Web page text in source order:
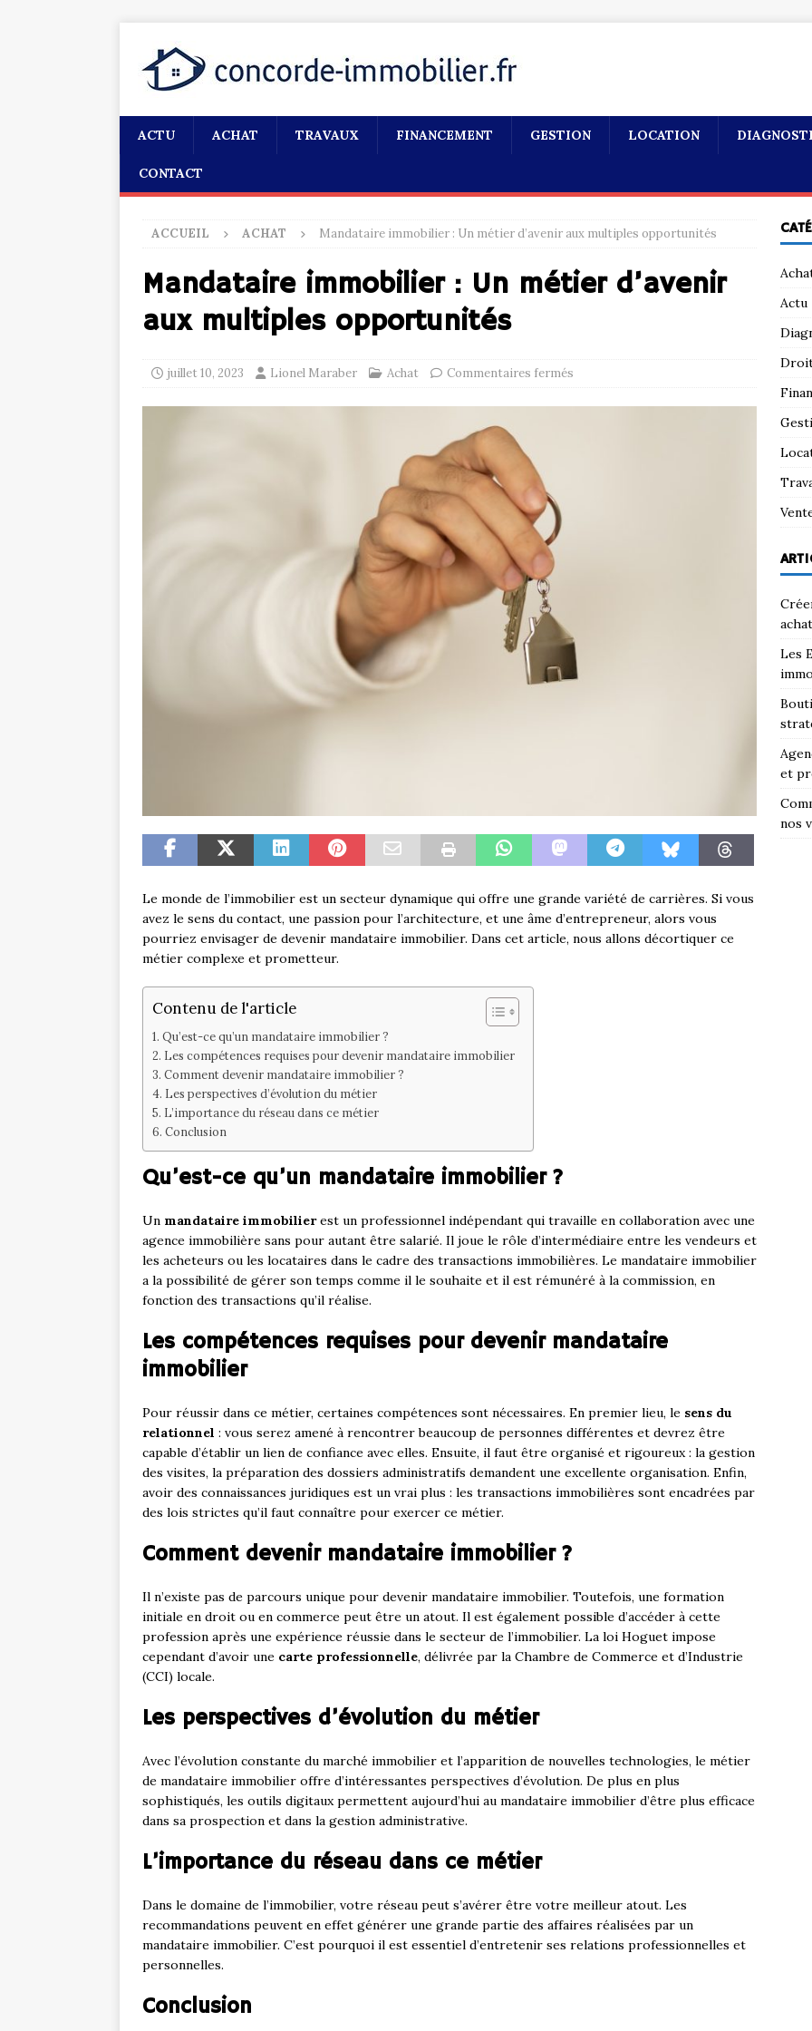
ACTU ACHAT TRAVAUX FINANCEMENT GESTION LOCATION
CONTACT
ACCUEIL ACHAT Mandataire immobilier : Un métier d’avenir aux multiples opportunités
Mandataire immobilier : Un métier d’avenir
aux multiples opportunités
juillet 10, 2023 Lionel Maraber Achat Commentaires fermés
Le monde de l’immobilier est un secteur dynamique qui offre une grande variété de carrières. Si vous
avez le sens du contact, une passion pour l’architecture, et une âme d’entrepreneur, alors vous
pourriez envisager de devenir mandataire immobilier. Dans cet article, nous allons décortiquer ce
métier complexe et prometteur.
Contenu de l'article
Qu’est-ce qu’un mandataire immobilier ?
Les compétences requises pour devenir mandataire immobilier
Comment devenir mandataire immobilier ?
Les perspectives d’évolution du métier
L’importance du réseau dans ce métier
Conclusion
Qu’est-ce qu’un mandataire immobilier ?
Un mandataire immobilierest un professionnel indépendant qui travaille en collaboration avec une
agence immobilière sans pour autant être salarié. Il joue le rôle d’intermédiaire entre les vendeurs et
les acheteurs ou les locataires dans le cadre des transactions immobilières. Le mandataire immobilier
a la possibilité de gérer son temps comme il le souhaite et il est rémunéré à la commission, en
fonction des transactions qu’il réalise.
Les compétences requises pour devenir mandataire
immobilier
Pour réussir dans ce métier, certaines compétences sont nécessaires. En premier lieu, le sens du
relationnel : vous serez amené à rencontrer beaucoup de personnes différentes et devrez être
capable d’établir un lien de confiance avec elles. Ensuite, il faut être organisé et rigoureux : la gestion
des visites, la préparation des dossiers administratifs demandent une excellente organisation. Enfin,
avoir des connaissances juridiques est un vrai plus : les transactions immobilières sont encadrées par
des lois strictes qu’il faut connaître pour exercer ce métier.
Comment devenir mandataire immobilier ?
Il n’existe pas de parcours unique pour devenir mandataire immobilier. Toutefois, une formation
initiale en droit ou en commerce peut être un atout. Il est également possible d’accéder à cette
profession après une expérience réussie dans le secteur de l’immobilier. La loi Hoguet impose
cependant d’avoir une carte professionnelle, délivrée par la Chambre de Commerce et d’Industrie
(CCI) locale.
Les perspectives d’évolution du métier
Avec l’évolution constante du marché immobilier et l’apparition de nouvelles technologies, le métier
de mandataire immobilier offre d’intéressantes perspectives d’évolution. De plus en plus
sophistiqués, les outils digitaux permettent aujourd’hui au mandataire immobilier d’être plus efficace
dans sa prospection et dans la gestion administrative.
L’importance du réseau dans ce métier
Dans le domaine de l’immobilier, votre réseau peut s’avérer être votre meilleur atout. Les
recommandations peuvent en effet générer une grande partie des affaires réalisées par un
mandataire immobilier. C’est pourquoi il est essentiel d’entretenir ses relations professionnelles et
personnelles.
Conclusion
Actu
Les
et
nos